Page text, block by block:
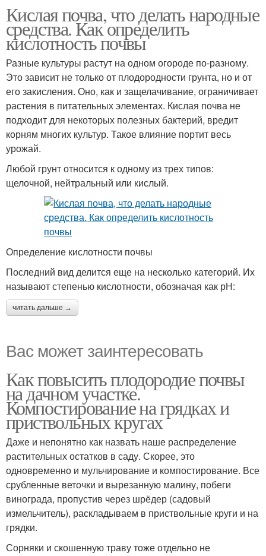
Кислая почва, что делать народные
средства. Как определить
кислотность почвы
Разные культуры растут на одном огороде по-разному.
Это зависит не только от плодородности грунта, но и от
его закисления. Оно, как и защелачивание, ограничивает
растения в питательных элементах. Кислая почва не
подходит для некоторых полезных бактерий, вредит
корням многих культур. Такое влияние портит весь
урожай.
Любой грунт относится к одному из трех типов:
щелочной, нейтральный или кислый.
Определение кислотности почвы
Последний вид делится еще на несколько категорий. Их
называют степенью кислотности, обозначая как рН:
читать дальше →
Вас может заинтересовать
Как повысить плодородие почвы
на дачном участке.
Компостирование на грядках и
приствольных кругах
Даже и непонятно как назвать наше распределение
растительных остатков в саду. Скорее, это
одновременно и мульчирование и компостирование. Все
срубленные веточки и вырезанную малину, побеги
винограда, пропустив через шрёдер (садовый
измельчитель), раскладываем в приствольные круги и на
грядки.
Сорняки и скошенную траву тоже отдельно не